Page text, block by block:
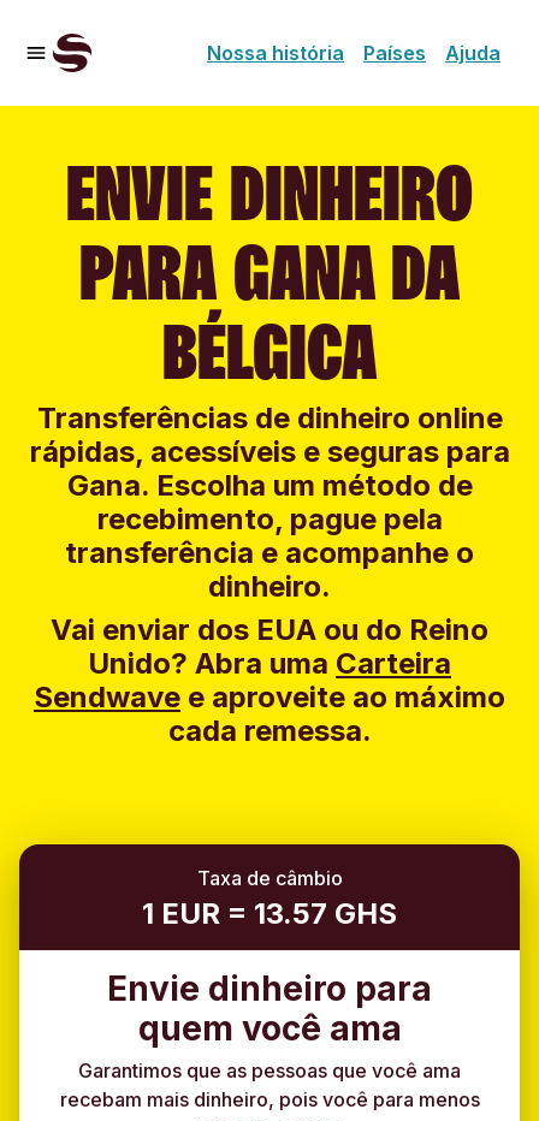
Nossa história Países Ajuda
ENVIE DINHEIRO
PARA GANA DA
BÉLGICA
Transferências de dinheiro online
rápidas, acessíveis e seguras para
Gana. Escolha um método de
recebimento, pague pela
transferência e acompanhe o
dinheiro.
Vai enviar dos EUA ou do Reino
Unido? Abra uma Carteira
Sendwave e aproveite ao máximo
cada remessa.
Taxa de câmbio
1 EUR = 13.57 GHS
Envie dinheiro para
quem você ama
Garantimos que as pessoas que você ama
recebam mais dinheiro, pois você para menos